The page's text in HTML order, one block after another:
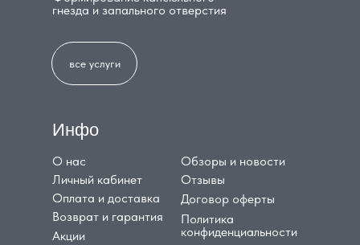
Инфо
О нас
Личный кабинет
Оплата и доставка
Возврат и гарантия
Акции
Обзоры и новости
Отзывы
Договор оферты
гнезда и запального отверстия
все услуги
Политика
конфиденциальности